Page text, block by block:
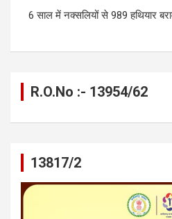
6 साल में नक्सलियों से 989 हथियार
R.O.No :- 13954/62
13817/2